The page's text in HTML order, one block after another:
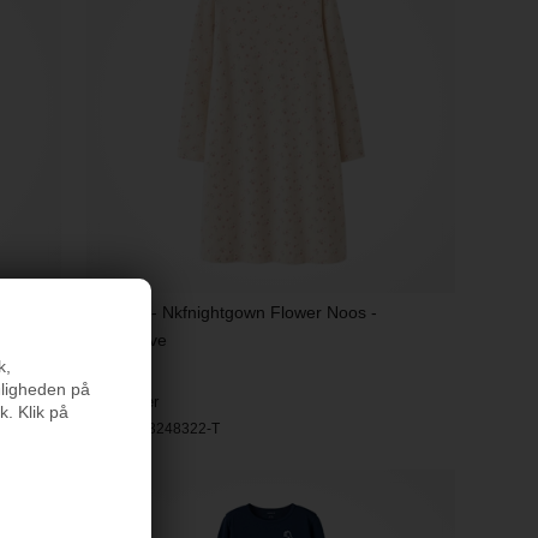
på
Klik på
Name It - Nkfnightgown Flower Noos -
Turtledove
På lager
13248322-T